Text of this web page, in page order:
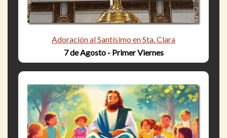
Adoración al Santísimo en Sta. Clara
7 de Agosto - Primer Viernes